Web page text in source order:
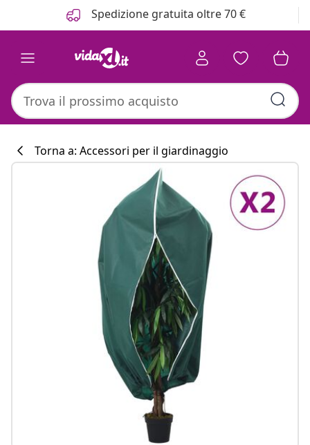
Spedizione gratuita oltre 70 €
Torna a: Accessori per il giardinaggio